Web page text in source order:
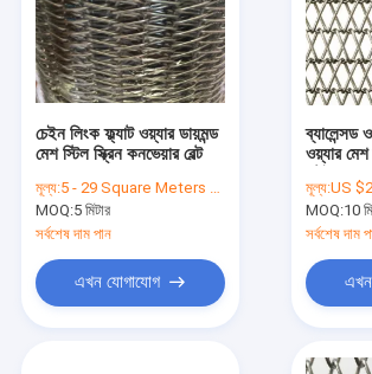
চেইন লিংক ফ্ল্যাট ওয়্যার ডায়মন্ড
মেশ স্টিল স্ক্রিন কনভেয়ার বেল্ট
মূল্য:5 - 29 Square Meters $30.20, 30 - 299 Square Meters $28.90, >=300 Square Meters $26.30
MOQ:5 মিটার
সর্বশেষ দাম পান
এখন যোগাযোগ
ব্যালেন্সড
ওয়্যার
মূল্য:US $25 10-49
MOQ:10
সর্বশেষ দাম